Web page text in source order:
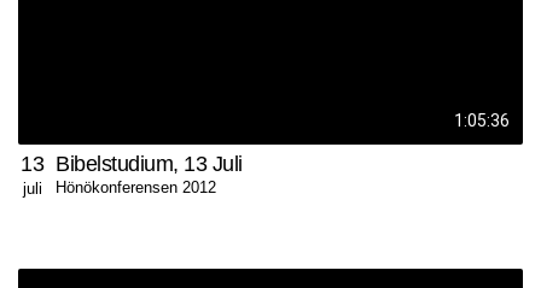
1:05:36
13
juli
Bibelstudium, 13 Juli
Hönökonferensen 2012